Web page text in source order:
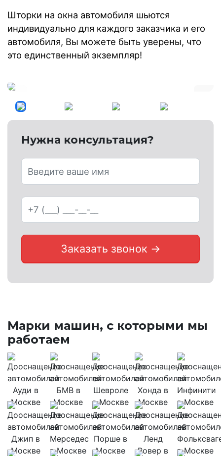
Шторки на окна автомобиля шьются
индивидуально для каждого заказчика и его
автомобиля, Вы можете быть уверены, что
это единственный экземпляр!
Нужна консультация?
Заказать звонок →
Марки машин, с которыми мы
работаем